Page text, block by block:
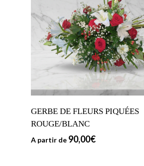
GERBE DE FLEURS PIQUÉES
ROUGE/BLANC
A partir de 90,00€